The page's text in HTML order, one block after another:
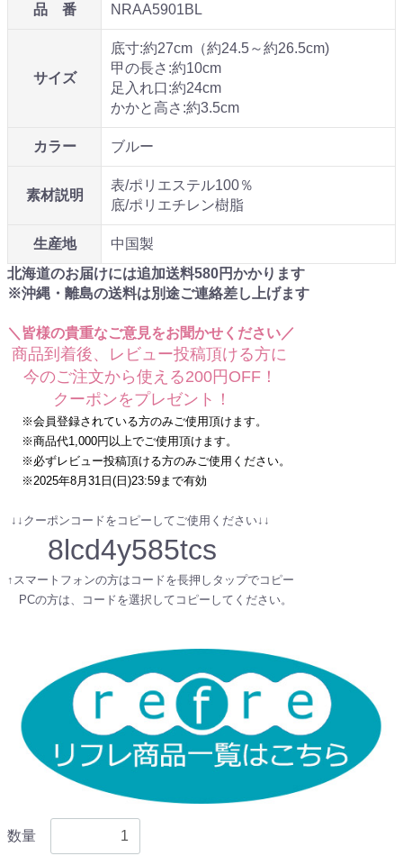
品 番 NRAA5901BL
サイズ
底寸:約27cm（約24.5～約26.5cm)
甲の長さ:約10cm
足入れ口:約24cm
かかと高さ:約3.5cm
カラー ブルー
素材説明
表/ポリエステル100％
底/ポリエチレン樹脂
生産地
中国製
北海道のお届けには追加送料580円かかります
※沖縄・離島の送料は別途ご連絡差し上げます
＼皆様の貴重なご意見をお聞かせください／
商品到着後、レビュー投稿頂ける方に
今のご注文から使える200円OFF！
クーポンをプレゼント！
※会員登録されている方のみご使用頂けます。
※商品代1,000円以上でご使用頂けます。
※必ずレビュー投稿頂ける方のみご使用ください。
※2025年8月31日(日)23:59まで有効
↓↓クーポンコードをコピーしてご使用ください↓↓
8lcd4y585tcs
↑スマートフォンの方はコードを長押しタップでコピー
PCの方は、コードを選択してコピーしてください。
数量